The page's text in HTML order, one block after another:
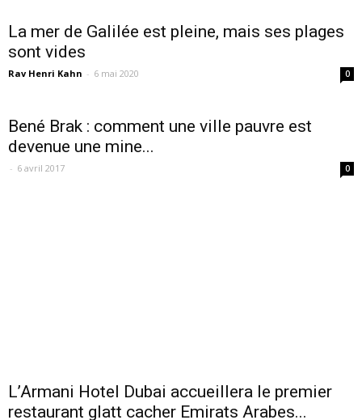
La mer de Galilée est pleine, mais ses plages
sont vides
Rav Henri Kahn - 6 mai 2020 0
Bené Brak : comment une ville pauvre est
devenue une mine...
- 6 avril 2017 0
L’Armani Hotel Dubai accueillera le premier
restaurant glatt cacher Emirats Arabes...